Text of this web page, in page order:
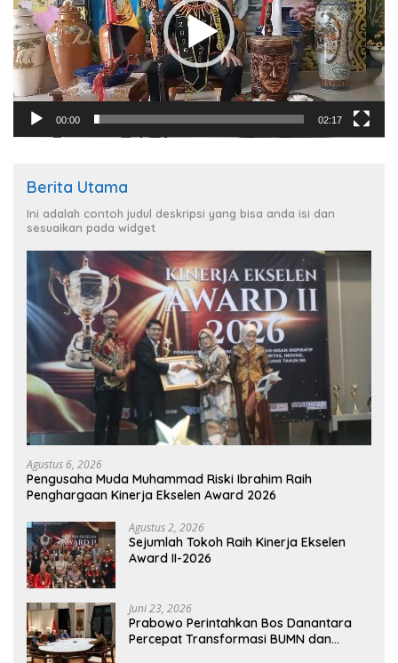
00:00 02:17
Berita Utama
Ini adalah contoh judul deskripsi yang bisa anda isi dan
sesuaikan pada widget
Agustus 6, 2026
Pengusaha Muda Muhammad Riski Ibrahim Raih
Penghargaan Kinerja Ekselen Award 2026
Agustus 2, 2026
Sejumlah Tokoh Raih Kinerja Ekselen
Award II-2026
Juni 23, 2026
Prabowo Perintahkan Bos Danantara
Percepat Transformasi BUMN dan